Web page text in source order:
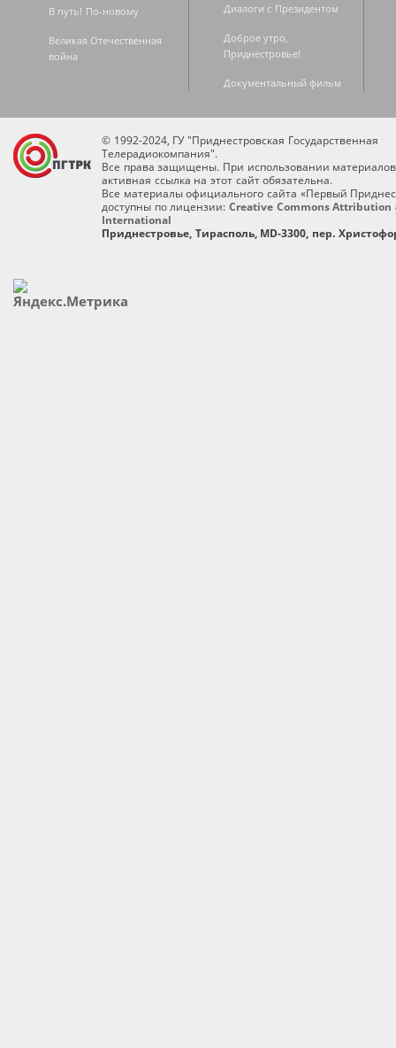
В путь! По-новому
Великая Отечественная
война
Диалоги с Президентом
Доброе утро,
Приднестровье!
Документальный фильм
© 1992-2024, ГУ "Приднестровская Государственная
Телерадиокомпания".
Все права защищены. При использовании
активная ссылка на этот сайт обязательна.
Все материалы официального сайта «Первый
доступны по лицензии: Creative Commons Attribution
International
Приднестровье, Тирасполь, MD-3300, пер.